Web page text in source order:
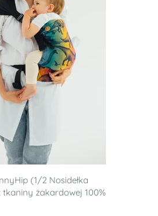
(1/2 Nosidełka
tkaniny żakardowej 100%